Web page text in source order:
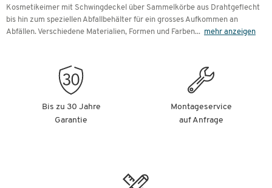
Kosmetikeimer mit Schwingdeckel über Sammelkörbe aus Drahtgeflecht
bis hin zum speziellen Abfallbehälter für ein grosses Aufkommen an
Abfällen. Verschiedene Materialien, Formen und Farben... mehr anzeigen
Bis zu 30 Jahre
Garantie
Montageservice
auf Anfrage